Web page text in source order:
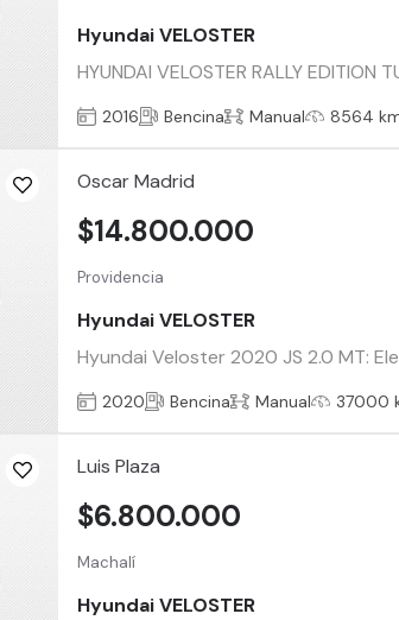
Hyundai VELOSTER
HYUNDAI VELOSTER RALLY
2016 Bencina Manual 8564
Oscar Madrid
Providencia
Hyundai VELOSTER
Hyundai Veloster 2020 JS 2.0 MT:
$14.800.000
2020 Bencina Manual 37000
Luis Plaza
Machalí
Hyundai VELOSTER
$6.800.000